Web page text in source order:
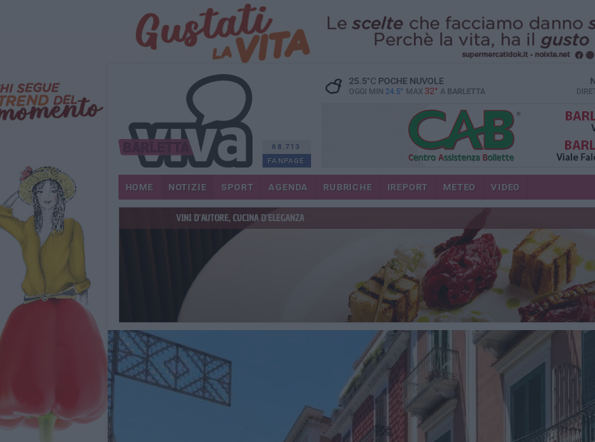
68.713
FANPAGE
25.5°CPOCHE NUVOLE
OGGI MIN 24.5° MAX 32° A BARLETTA
HOME NOTIZIE SPORT AGENDA RUBRICHE IREPORT METEO VIDEO